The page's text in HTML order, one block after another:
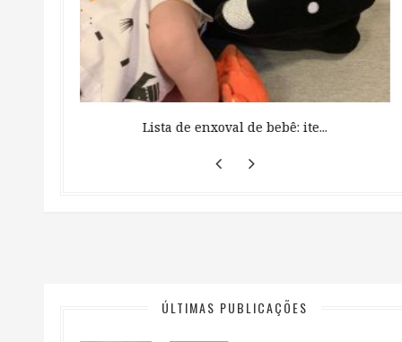
Lista de enxoval de bebê: ite...
ÚLTIMAS PUBLICAÇÕES